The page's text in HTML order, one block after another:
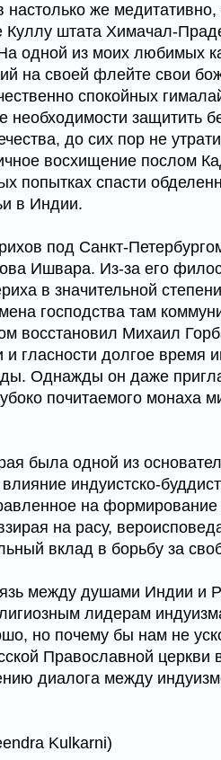
же медитативно,
Куллу штата Химачал-
одной из моих любимых
на своей флейте свои
спокойных
защитить
до сих пор не
восхищение послом
попытках спасти
в Индии.
под Санкт-
Ишвара. Из-за его
в значительной
господства там
восстановил Михаил
и гласности долгое время
Однажды он даже
почитаемого монаха
была одной из
индуистско-
на формирование
на расу,
вклад в борьбу за
между душами Индии и
лидерам
но почему бы нам не
Православной церкви
диалога между
Kulkarni)